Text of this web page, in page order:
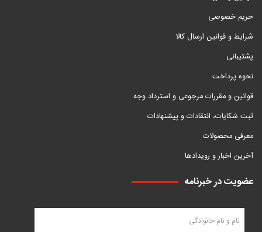
حریم خصوصی
شرایط و قوانین ارسال کالا
پشتیبانی
نحوه پرداخت
قوانین و مقررات مرجوعی و استرداد وجه
ثبت شکایات، انتقادات و پیشنهادات
معرفی محصولات
آخرین اخبار و رویدادها
عضویت در خبرنامه